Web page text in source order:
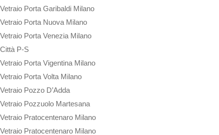
Vetraio Porta Garibaldi Milano
Vetraio Porta Nuova Milano
Vetraio Porta Venezia Milano
Città P-S
Vetraio Porta Vigentina Milano
Vetraio Porta Volta Milano
Vetraio Pozzo D’Adda
Vetraio Pozzuolo Martesana
Vetraio Pratocentenaro Milano
Vetraio Pratocentenaro Milano